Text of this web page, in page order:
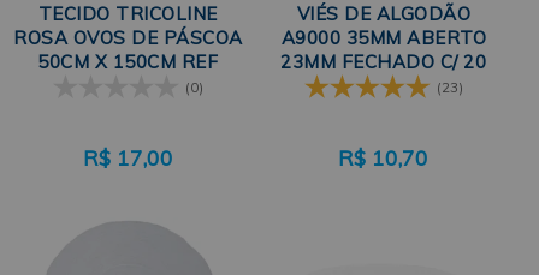
TECIDO TRICOLINE
ROSA OVOS DE PÁSCOA
50CM X 150CM REF
V002 PERIPAN(0)
R$ 17,00
VIÉS DE ALGODÃO
A9000 35MM ABERTO
23MM FECHADO C/ 20
METROS PERIPAN
(23)
R$ 10,70